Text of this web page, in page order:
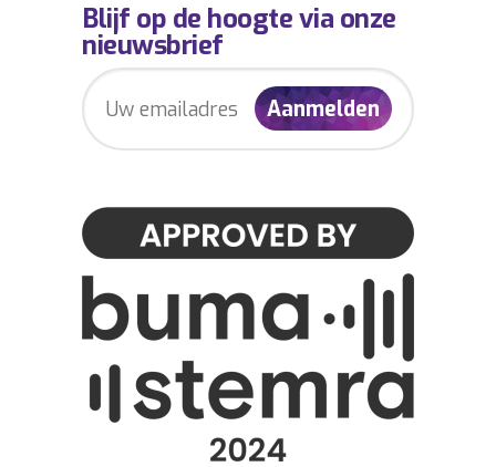
Blijf op de hoogte via onze
nieuwsbrief